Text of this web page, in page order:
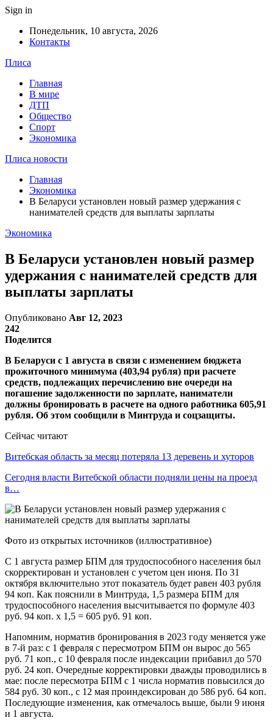
Sign in
Понедельник, 10 августа, 2026
Контакты
Плиса
Главная
В мире
ДТП
Общество
Спорт
Экономика
Плиса новости
Главная
Экономика
В Беларуси установлен новый размер удержания с
нанимателей средств для выплаты зарплаты
Экономика
В Беларуси установлен новый размер
удержания с нанимателей средств для
выплаты зарплаты
Опубликовано Авг 12, 2023
242
Поделится
В Беларуси с 1 августа в связи с изменением бюджета
прожиточного минимума (403,94 рубля) при расчете
средств, подлежащих перечислению вне очереди на
погашение задолженности по зарплате, наниматели
должны бронировать в расчете на одного работника 605,91
рубля. Об этом сообщили в Минтруда и соцзащиты.
Сейчас читают
Витебская область за месяц потеряла 13 деревень и хуторов
Сегодня власти Витебской области подняли цены на проезд
в…
Фото из открытых источников (иллюстративное)
С 1 августа размер БПМ для трудоспособного населения был
скорректирован и установлен с учетом цен июня. По 31
октября включительно этот показатель будет равен 403 рубля
94 коп. Как пояснили в Минтруда, 1,5 размера БПМ для
трудоспособного населения высчитывается по формуле 403
руб. 94 коп. х 1,5 = 605 руб. 91 коп.
Напомним, норматив бронирования в 2023 году меняется уже
в 7-й раз: с 1 февраля с пересмотром БПМ он вырос до 565
руб. 71 коп., с 10 февраля после индексации прибавил до 570
руб. 24 коп. Очередные корректировки дважды проводились в
мае: после пересмотра БПМ с 1 числа норматив повысился до
584 руб. 30 коп., с 12 мая проиндексирован до 586 руб. 64 коп.
Последующие изменения, как отмечалось выше, были 9 июня
и 1 августа.